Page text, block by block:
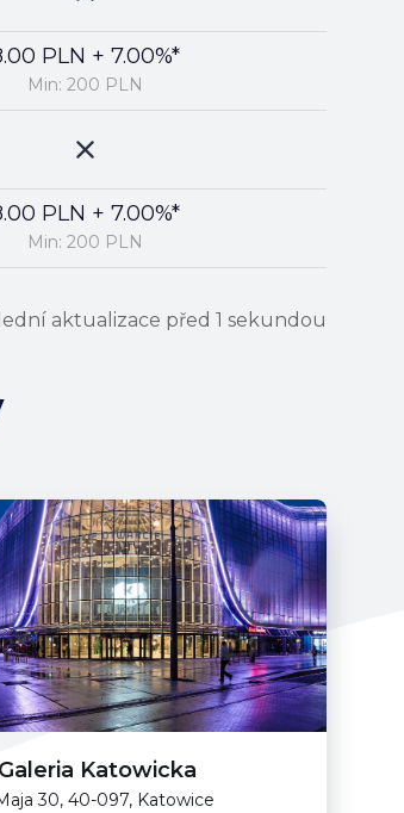
PLN + 7.00%*
Min: 200 PLN
PLN + 7.00%*
Min: 200 PLN
aktualizace před 1 sekundou
Galeria Katowicka
30, 40-097, Katowice